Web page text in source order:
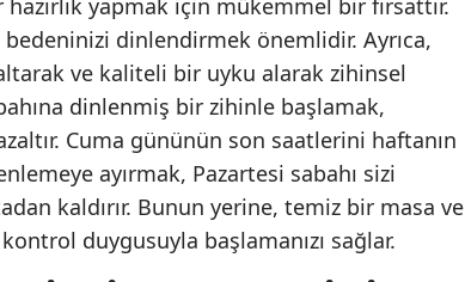
İzmir
Kayseri
Kırklareli
Kırşehir
yapmak için mükemmel bir fırsattır.
dinlendirmek önemlidir. Ayrıca,
ve kaliteli bir uyku alarak zihinsel
dinlenmiş bir zihinle başlamak,
Cuma gününün son saatlerini haftanın
ayırmak, Pazartesi sabahı sizi
kaldırır. Bunun yerine, temiz bir masa ve
duygusuyla başlamanızı sağlar.